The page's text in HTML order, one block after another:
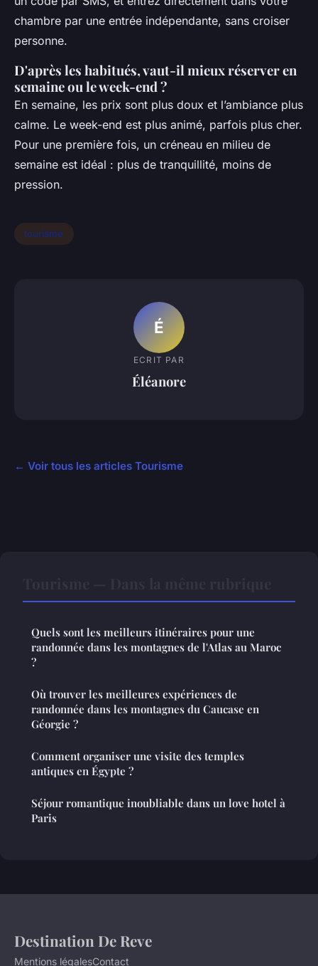
chambre par une entrée indépendante, sans croiser
personne.
D'après les habitués, vaut-il mieux réserver en
semaine ou le week-end ?
En semaine, les prix sont plus doux et l’ambiance plus
calme. Le week-end est plus animé, parfois plus cher.
Pour une première fois, un créneau en milieu de
semaine est idéal : plus de tranquillité, moins de
pression.
tourisme
É
ECRIT PAR
Éléanore
← Voir tous les articles Tourisme
Quels sont les meilleurs itinéraires pour une
randonnée dans les montagnes de l'Atlas au Maroc
?
Où trouver les meilleures expériences de
randonnée dans les montagnes du Caucase en
Géorgie ?
Comment organiser une visite des temples
antiques en Égypte ?
Séjour romantique inoubliable dans un love hotel à
Paris
Destination De Reve
Mentions légalesContact